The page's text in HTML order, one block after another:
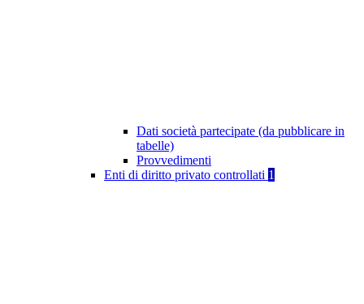
Dati società partecipate (da pubblicare in
tabelle)
Provvedimenti
Enti di diritto privato controllati 1